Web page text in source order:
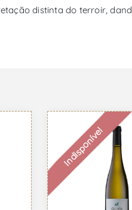
distinta do terroir,
Indisponível